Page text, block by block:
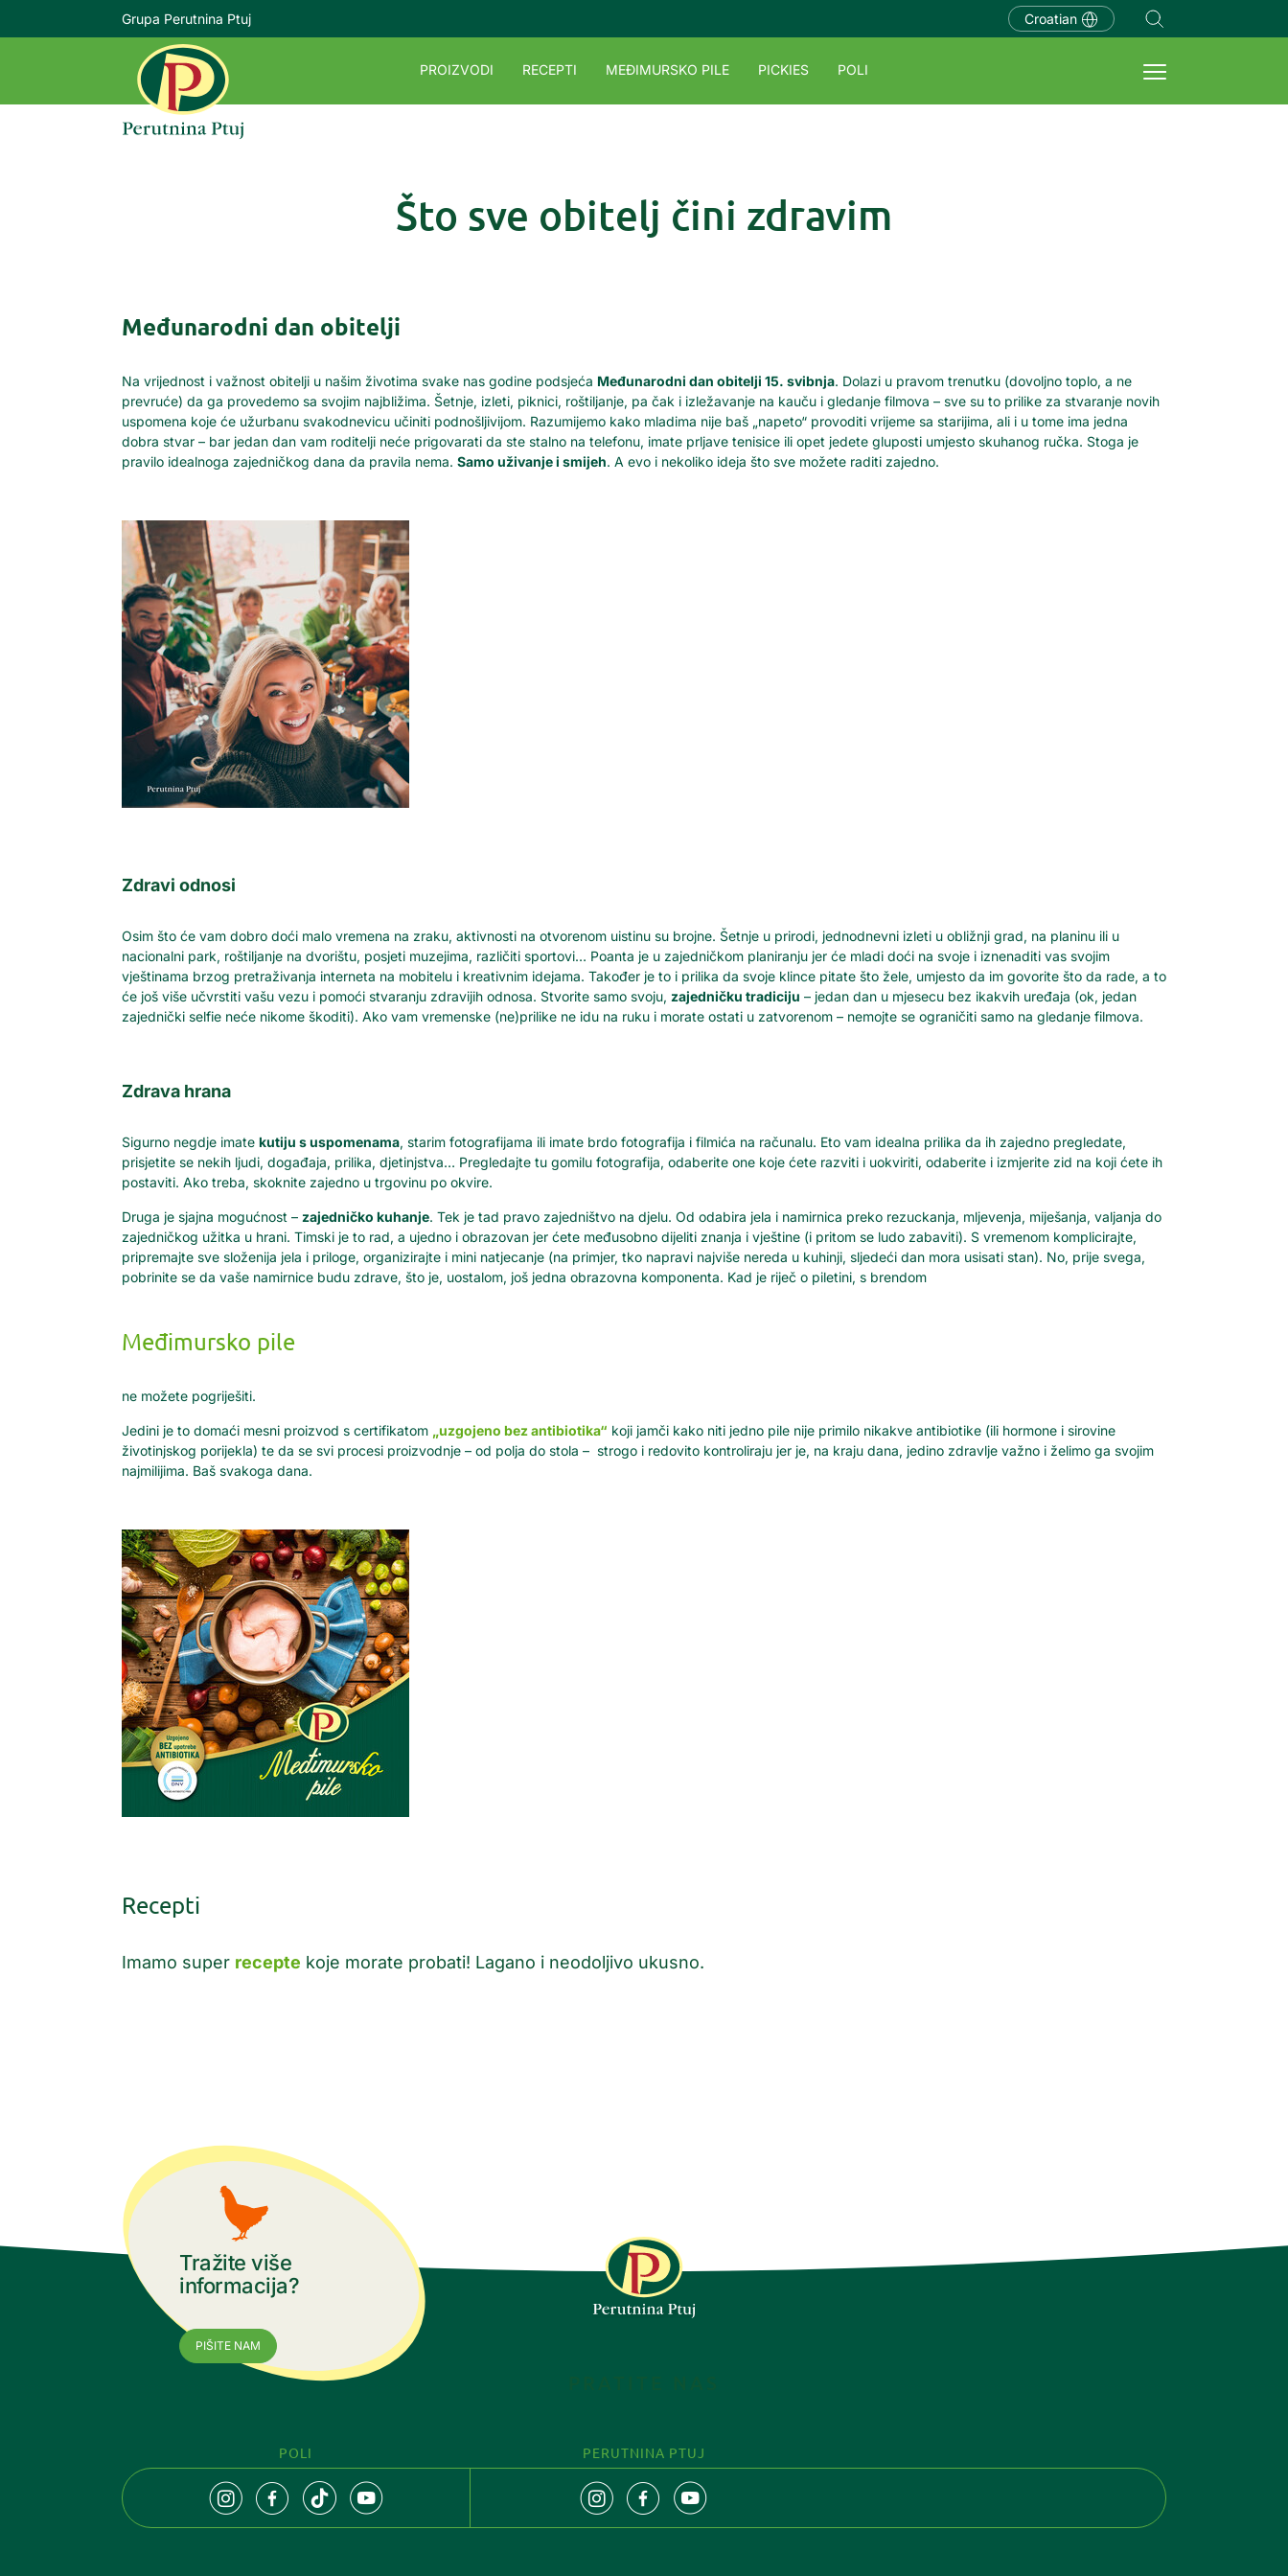
Grupa Perutnina Ptuj Croatian
PROIZVODI RECEPTI MEĐIMURSKO PILE PICKIES POLI
Što sve obitelj čini zdravim
Međunarodni dan obitelji
Na vrijednost i važnost obitelji u našim životima svake nas godine podsjeća Međunarodni dan obitelji 15. svibnja. Dolazi u pravom trenutku (dovoljno toplo, a ne
prevruće) da ga provedemo sa svojim najbližima. Šetnje, izleti, piknici, roštiljanje, pa čak i izležavanje na kauču i gledanje filmova – sve su to prilike za stvaranje novih
uspomena koje će užurbanu svakodnevicu učiniti podnošljivijom. Razumijemo kako mladima nije baš „napeto“ provoditi vrijeme sa starijima, ali i u tome ima jedna
dobra stvar – bar jedan dan vam roditelji neće prigovarati da ste stalno na telefonu, imate prljave tenisice ili opet jedete gluposti umjesto skuhanog ručka. Stoga je
pravilo idealnoga zajedničkog dana da pravila nema. Samo uživanje i smijeh. A evo i nekoliko ideja što sve možete raditi zajedno.
Zdravi odnosi
Osim što će vam dobro doći malo vremena na zraku, aktivnosti na otvorenom uistinu su brojne. Šetnje u prirodi, jednodnevni izleti u obližnji grad, na planinu ili u
nacionalni park, roštiljanje na dvorištu, posjeti muzejima, različiti sportovi… Poanta je u zajedničkom planiranju jer će mladi doći na svoje i iznenaditi vas svojim
vještinama brzog pretraživanja interneta na mobitelu i kreativnim idejama. Također je to i prilika da svoje klince pitate što žele, umjesto da im govorite što da rade, a to
će još više učvrstiti vašu vezu i pomoći stvaranju zdravijih odnosa. Stvorite samo svoju, zajedničku tradiciju – jedan dan u mjesecu bez ikakvih uređaja (ok, jedan
zajednički selfie neće nikome škoditi). Ako vam vremenske (ne)prilike ne idu na ruku i morate ostati u zatvorenom – nemojte se ograničiti samo na gledanje filmova.
Zdrava hrana
Sigurno negdje imate kutiju s uspomenama, starim fotografijama ili imate brdo fotografija i filmića na računalu. Eto vam idealna prilika da ih zajedno pregledate,
prisjetite se nekih ljudi, događaja, prilika, djetinjstva… Pregledajte tu gomilu fotografija, odaberite one koje ćete razviti i uokviriti, odaberite i izmjerite zid na koji ćete ih
postaviti. Ako treba, skoknite zajedno u trgovinu po okvire.
Druga je sjajna mogućnost – zajedničko kuhanje. Tek je tad pravo zajedništvo na djelu. Od odabira jela i namirnica preko rezuckanja, mljevenja, miješanja, valjanja do
zajedničkog užitka u hrani. Timski je to rad, a ujedno i obrazovan jer ćete međusobno dijeliti znanja i vještine (i pritom se ludo zabaviti). S vremenom komplicirajte,
pripremajte sve složenija jela i priloge, organizirajte i mini natjecanje (na primjer, tko napravi najviše nereda u kuhinji, sljedeći dan mora usisati stan). No, prije svega,
pobrinite se da vaše namirnice budu zdrave, što je, uostalom, još jedna obrazovna komponenta. Kad je riječ o piletini, s brendom
Međimursko pile
ne možete pogriješiti.
Jedini je to domaći mesni proizvod s certifikatom „uzgojeno bez antibiotika“ koji jamči kako niti jedno pile nije primilo nikakve antibiotike (ili hormone i sirovine
životinjskog porijekla) te da se svi procesi proizvodnje – od polja do stola – strogo i redovito kontroliraju jer je, na kraju dana, jedino zdravlje važno i želimo ga svojim
najmilijima. Baš svakoga dana.
Recepti
Imamo super recepte koje morate probati! Lagano i neodoljivo ukusno.
Tražite više
informacija?
PIŠITE NAM
POLI PERUTNINA PTUJ